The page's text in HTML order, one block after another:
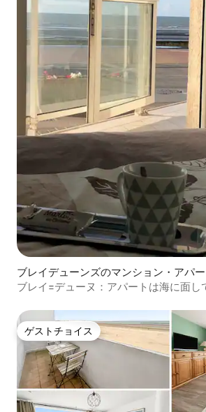
ブレイデューンズのマンション・アパー
ブレイ=デューヌ：アパートは海に面し
ゲストチョイス
ゲストチョイス